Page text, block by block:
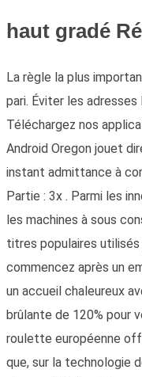
haut gradé
La règle la plus
pari. Éviter les
Téléchargez nos
Android Oregon jouet
instant admittance à
Partie : 3x . Parmi les
les machines à sous
titres populaires utilisés
commencez après un
un accueil chaleureux
brûlante de 120% pour
roulette européenne
que, sur la technologie